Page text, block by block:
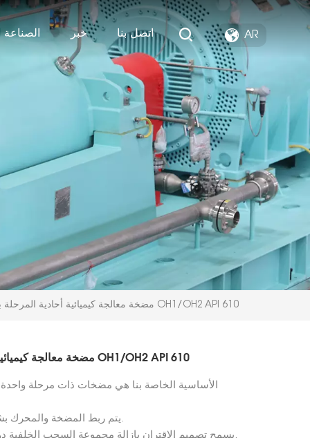
الصناعة خبر اتصل بنا AR
مضخة معالجة كيميائية أحادية المرحلة بطرد مركزي من سلسلة OH1/OH2 API 610
مضخة معالجة كيميائية أحادية المرحلة بطرد مركزي من سلسلة OH1/OH2 API 610
يتم ربط المضخة والمحرك بشكل مرن وتثبيتهما على لوحة قاعدة مشتركة.
يسمح تصميم الاقتران بإزالة مجموعة السحب الخلفية دون إزعاج السائق أو محاور الاقتران أو الغلاف.